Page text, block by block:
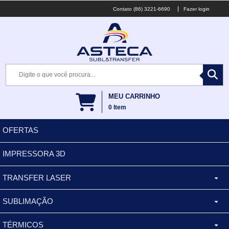
(86) 3221-6690 Fazer login
MEU CARRINHO
0 Item
OFERTAS
IMPRESSORA 3D
TRANSFER LASER
CANECA ALUMINIO
BALDES
SUBLIMAÇÃO
XÍCARA
TÉRMICOS